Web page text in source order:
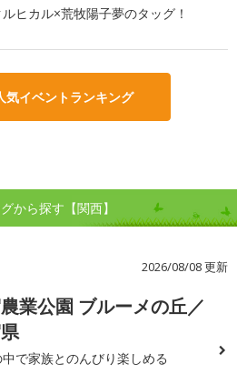
ルヒカル×荒牧陽子夢のタッグ！
気イベントランキング
から探す【関西】
2026/08/08 更新
業公園 ブルーメの丘／
中で家族とのんびり楽しめる